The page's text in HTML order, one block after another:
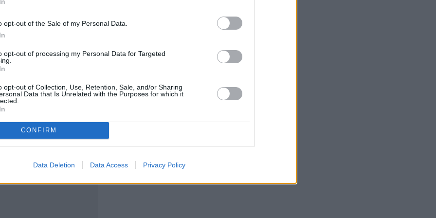
opt-out of the Sale of my Personal Data.
opt-out of processing my Personal Data for Targeted
opt-out of Collection, Use, Retention, Sale, and/or Sharing
Data that Is Unrelated with the Purposes for which it
CONFIRM
Data Deletion Data Access Privacy Policy
κυρίως στην Ασία και την Ευρώπη,
κυκλοφορούν στην αμερικανική ήπειρο.
των Άνδεων της Νότιας Αμερικής, το μοναδικό
μπορεί να μεταδοθεί και